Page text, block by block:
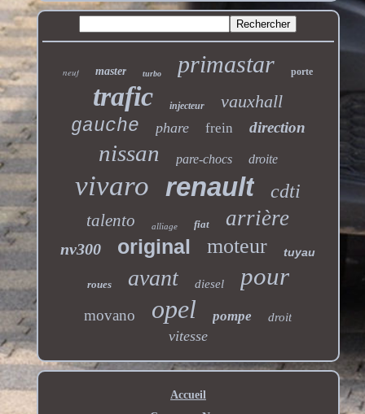
neuf master turbo primastar porte
trafic injecteur vauxhall
gauche phare frein direction
nissan pare-chocs droite
vivaro renault cdti
talento alliage fiat arrière
nv300 original moteur tuyau
roues avant diesel pour
movano opel pompe droit
vitesse
Accueil